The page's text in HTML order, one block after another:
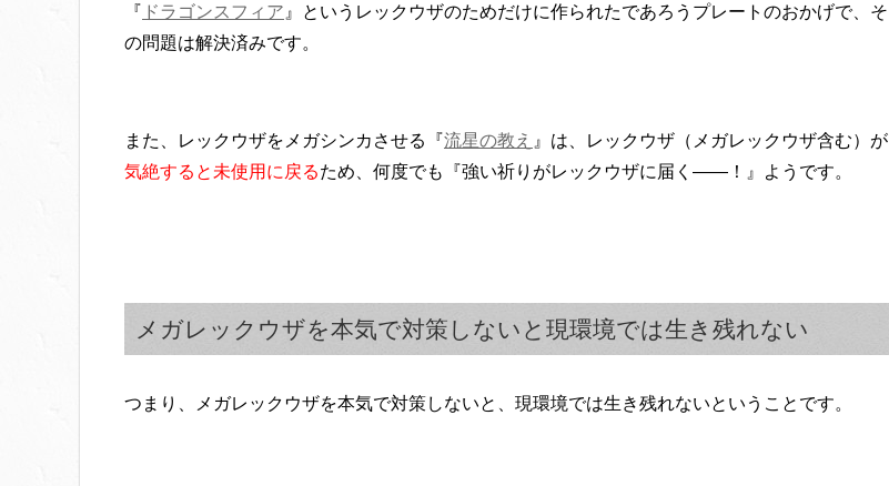
『 ドラゴンスフィア 』というレックウザのためだけに作られたであろうプレートのおかげで、そ
の問題は解決済みです。
また、レックウザをメガシンカさせる『流星の教え 』は、レックウザ（メガレックウザ含む）が
気絶すると未使用に戻るため、何度でも『強い祈りがレックウザに届く――！』ようです。
メガレックウザを本気で対策しないと現環境では生き残れない
つまり、メガレックウザを本気で対策しないと、現環境では生き残れないということです。